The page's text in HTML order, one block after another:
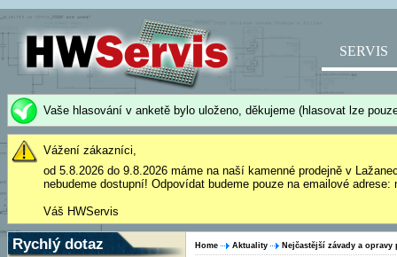
SERVIS
Vaše hlasování v anketě bylo uloženo, děkujeme (hlasovat lze
Vážení zákazníci,
od 5.8.2026 do 9.8.2026 máme na naší kamenné prodejně v
nebudeme dostupní! Odpovídat budeme pouze na emailové
Váš HWServis
Rychlý dotaz Home Aktuality Nejčastější závady a